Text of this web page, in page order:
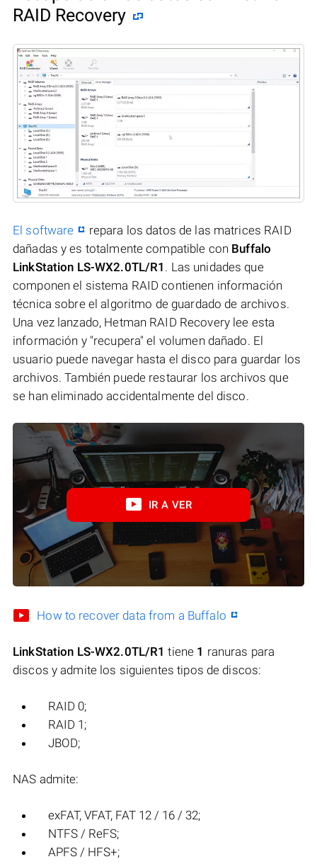
RAID Recovery
El software
repara los datos de las matrices RAID
dañadas y es totalmente compatible con Buffalo
LinkStation LS-WX2.0TL/R1 . Las unidades que
componen el sistema RAID contienen información
técnica sobre el algoritmo de guardado de archivos.
Una vez lanzado, Hetman RAID Recovery lee esta
información y "recupera" el volumen dañado. El
usuario puede navegar hasta el disco para guardar los
archivos. También puede restaurar los archivos que
se han eliminado accidentalmente del disco.
IR A VER
How to recover data from a Buffalo
LinkStation LS-WX2.0TL/R1 tiene 1 ranuras para
discos y admite los siguientes tipos de discos:
RAID 0;
RAID 1;
JBOD;
NAS admite:
exFAT, VFAT, FAT 12 / 16 / 32;
NTFS / ReFS;
APFS / HFS+;